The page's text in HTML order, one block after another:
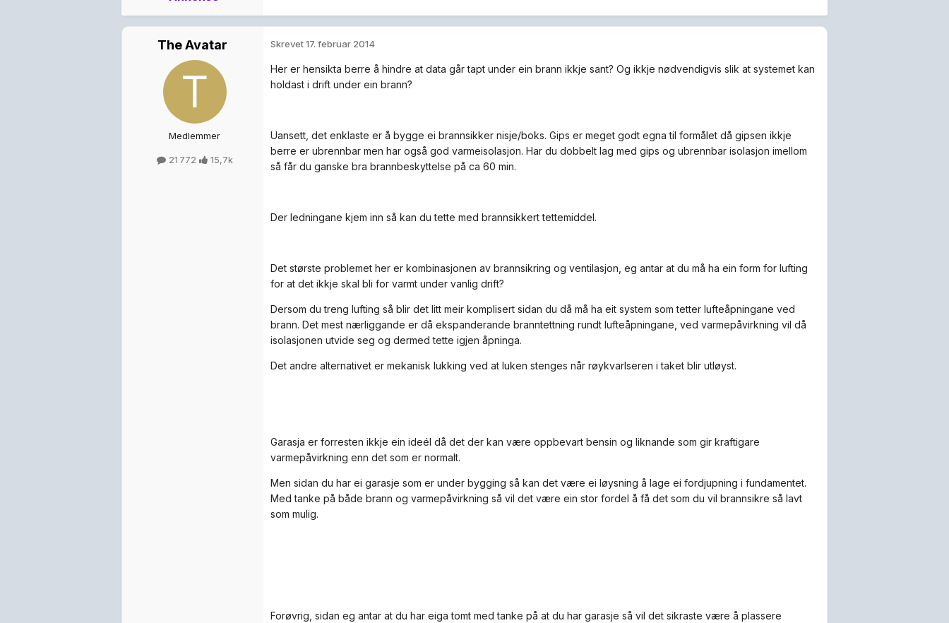
The Avatar
Medlemmer
21 772 15,7k
Skrevet17. februar 2014
Her er hensikta berre å hindre at data går tapt under ein brann ikkje sant? Og ikkje nødvendigvis slik at systemet kan
holdast i drift under ein brann?
Uansett, det enklaste er å bygge ei brannsikker nisje/boks. Gips er meget godt egna til formålet då gipsen ikkje
berre er ubrennbar men har også god varmeisolasjon. Har du dobbelt lag med gips og ubrennbar isolasjon imellom
så får du ganske bra brannbeskyttelse på ca 60 min.
Der ledningane kjem inn så kan du tette med brannsikkert tettemiddel.
Det største problemet her er kombinasjonen av brannsikring og ventilasjon, eg antar at du må ha ein form for lufting
for at det ikkje skal bli for varmt under vanlig drift?
Dersom du treng lufting så blir det litt meir komplisert sidan du då må ha eit system som tetter lufteåpningane ved
brann. Det mest nærliggande er då ekspanderande branntettning rundt lufteåpningane, ved varmepåvirkning vil då
isolasjonen utvide seg og dermed tette igjen åpninga.
Det andre alternativet er mekanisk lukking ved at luken stenges når røykvarlseren i taket blir utløyst.
Garasja er forresten ikkje ein ideél då det der kan være oppbevart bensin og liknande som gir kraftigare
varmepåvirkning enn det som er normalt.
Men sidan du har ei garasje som er under bygging så kan det være ei løysning å lage ei fordjupning i fundamentet.
Med tanke på både brann og varmepåvirkning så vil det være ein stor fordel å få det som du vil brannsikre så lavt
som mulig.
Forøvrig, sidan eg antar at du har eiga tomt med tanke på at du har garasje så vil det sikraste være å plassere